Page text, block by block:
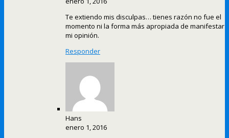
Te extiendo mis disculpas… tienes razón no fue el
momento ni la forma más apropiada de manifestar
mi opinión.
Responder
Hans
enero 1, 2016